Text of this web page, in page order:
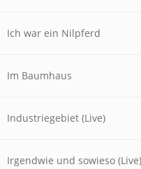
Ich war ein Nilpferd
Im Baumhaus
Industriegebiet (Live)
Irgendwie und sowieso (Live)